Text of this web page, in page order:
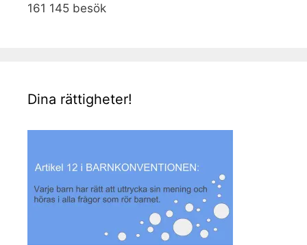
161 145 besök
Dina rättigheter!